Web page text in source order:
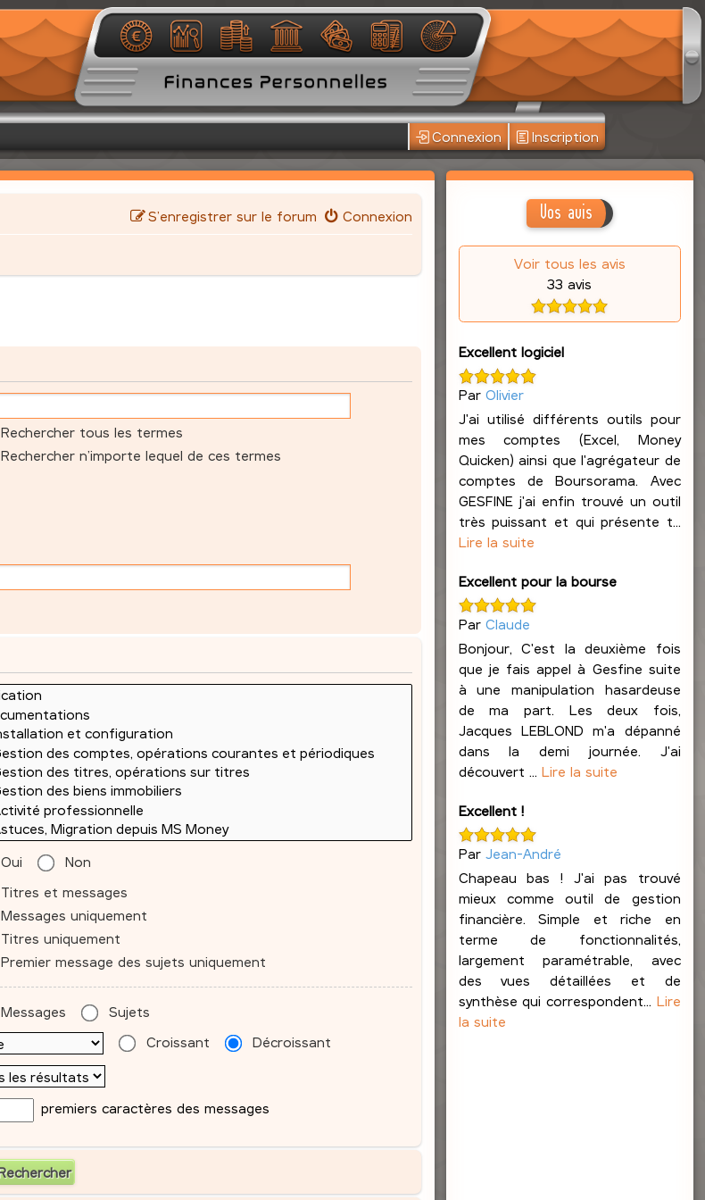
Connexion Inscription
Connexion
S’enregistrer sur le forum
Rechercher tous les termes
Rechercher n’importe lequel de ces termes
Oui
Non
Titres et messages
Messages uniquement
Titres uniquement
Premier message des sujets uniquement
Messages
Sujets
Croissant
Décroissant
premiers caractères des messages
Vos avis
Voir tous les avis
33 avis
Excellent logiciel
Par Olivier
J'ai utilisé différents outils pour
mes comptes (Excel, Money
Quicken) ainsi que l'agrégateur de
comptes de Boursorama. Avec
GESFINE j'ai enfin trouvé un outil
très puissant et qui présente t...
Lire la suite
Excellent pour la bourse
Par Claude
Bonjour, C'est la deuxième fois
que je fais appel à Gesfine suite
à une manipulation hasardeuse
de ma part. Les deux fois,
Jacques LEBLOND m'a dépanné
dans la demi journée. J'ai
découvert ... Lire la suite
Excellent !
Par Jean-André
Chapeau bas ! J'ai pas trouvé
mieux comme outil de gestion
financière. Simple et riche en
terme de fonctionnalités,
largement paramétrable, avec
des vues détaillées et de
synthèse qui correspondent... Lire
la suite